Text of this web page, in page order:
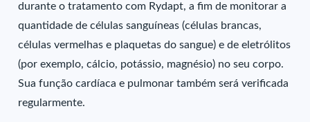
durante o tratamento com Rydapt, a fim de monitorar a
quantidade de células sanguíneas (células brancas,
células vermelhas e plaquetas do sangue) e de eletrólitos
(por exemplo, cálcio, potássio, magnésio) no seu corpo.
Sua função cardíaca e pulmonar também será verificada
regularmente.